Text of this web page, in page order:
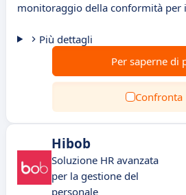
monitoraggio della conformità per
Più dettagli
Per saperne di
Confronta
Hibob
Soluzione HR avanzata
per la gestione del
personale